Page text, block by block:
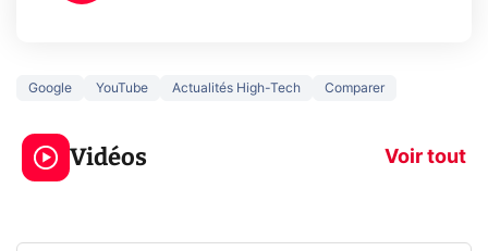
Google YouTube Actualités High-Tech Comparer
Vidéos Voir tout
3 écrans en 1 pour
319€ ? Voici L'AOC
CQ32G4ZA !
5
prochaine